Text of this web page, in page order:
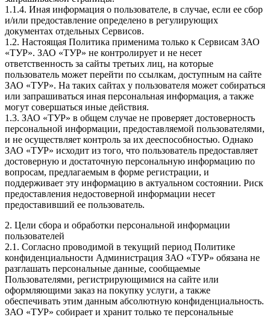
1.1.4. Иная информация о пользователе, в случае, если ее сбор
и/или предоставление определено в регулирующих
документах отдельных Сервисов.
1.2. Настоящая Политика применима только к Сервисам ЗАО
«ТУР». ЗАО «ТУР» не контролирует и не несет
ответственность за сайты третьих лиц, на которые
пользователь может перейти по ссылкам, доступным на сайте
ЗАО «ТУР». На таких сайтах у пользователя может собираться
или запрашиваться иная персональная информация, а также
могут совершаться иные действия.
1.3. ЗАО «ТУР» в общем случае не проверяет достоверность
персональной информации, предоставляемой пользователями,
и не осуществляет контроль за их дееспособностью. Однако
ЗАО «ТУР» исходит из того, что пользователь предоставляет
достоверную и достаточную персональную информацию по
вопросам, предлагаемым в форме регистрации, и
поддерживает эту информацию в актуальном состоянии. Риск
предоставления недостоверной информации несет
предоставивший ее пользователь.
2. Цели сбора и обработки персональной информации
пользователей
2.1. Согласно проводимой в текущий период Политике
конфиденциальности Администрация ЗАО «ТУР» обязана не
разглашать персональные данные, сообщаемые
Пользователями, регистрирующимися на сайте или
оформляющими заказ на покупку услуги, а также
обеспечивать этим данным абсолютную конфиденциальность.
ЗАО «ТУР» собирает и хранит только те персональные